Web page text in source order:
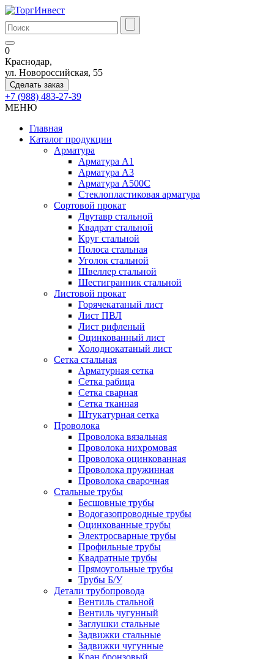
0
Краснодар,
ул. Новороссийская, 55
Сделать заказ
+7 (988) 483-27-39
МЕНЮ
Главная
Каталог продукции
Арматура
Арматура А1
Арматура А3
Арматура А500С
Стеклопластиковая арматура
Сортовой прокат
Двутавр стальной
Квадрат стальной
Круг стальной
Полоса стальная
Уголок стальной
Швеллер стальной
Шестигранник стальной
Листовой прокат
Горячекатаный лист
Лист ПВЛ
Лист рифленый
Оцинкованный лист
Холоднокатаный лист
Сетка стальная
Арматурная сетка
Сетка рабица
Сетка сварная
Сетка тканная
Штукатурная сетка
Проволока
Проволока вязальная
Проволока нихромовая
Проволока оцинкованная
Проволока пружинная
Проволока сварочная
Стальные трубы
Бесшовные трубы
Водогазопроводные трубы
Оцинкованные трубы
Электросварные трубы
Профильные трубы
Квадратные трубы
Прямоугольные трубы
Трубы Б/У
Детали трубопровода
Вентиль стальной
Вентиль чугунный
Заглушки стальные
Задвижки стальные
Задвижки чугунные
Кран бронзовый